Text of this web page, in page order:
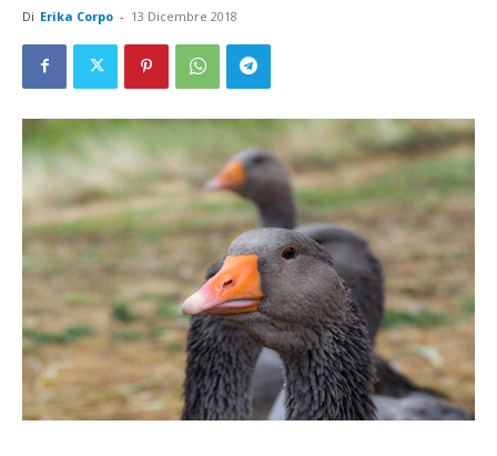
Di Erika Corpo - 13 Dicembre 2018